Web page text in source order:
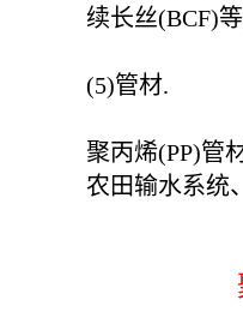
续长丝(BCF)
(5)管材.
聚丙烯(PP)管
农田输水系统